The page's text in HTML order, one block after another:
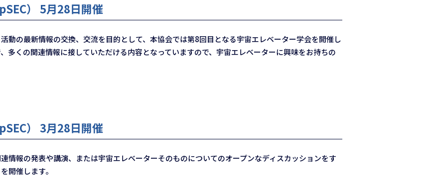
） 5月28日開催
動の最新情報の交換、交流を目的として、本協会では第8回目となる宇宙エレベーター学会を開催し
多くの関連情報に接していただける内容となっていますので、宇宙エレベーターに興味をお持ちの
） 3月28日開催
情報の発表や講演、または宇宙エレベーターそのものについてのオープンなディスカッションをす
開催します。